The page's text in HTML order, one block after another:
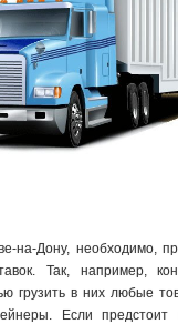
на-Дону, необходимо,
Так, например,
грузить в них любые
Если предстоит